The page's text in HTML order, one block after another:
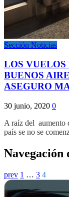
Sección Noticias
LOS VUELOS
BUENOS
ASEGURO
30 junio, 2020 0
A raíz del aumento
país se no se
Navegación
prev 1 … 3 4